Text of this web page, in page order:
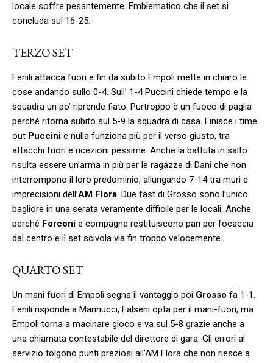
locale soffre pesantemente. Emblematico che il set si
concluda sul 16-25.
TERZO SET
Fenili attacca fuori e fin da subito Empoli mette in chiaro le
cose andando sullo 0-4. Sull’ 1-4 Puccini chiede tempo e la
squadra un po’ riprende fiato. Purtroppo è un fuoco di paglia
perché ritorna subito sul 5-9 la squadra di casa. Finisce i time
out Puccini e nulla funziona più per il verso giusto, tra
attacchi fuori e ricezioni pessime. Anche la battuta in salto
risulta essere un’arma in più per le ragazze di Dani che non
interrompono il loro predominio, allungando 7-14 tra muri e
imprecisioni dell’AM Flora. Due fast di Grosso sono l’unico
bagliore in una serata veramente difficile per le locali. Anche
perché Forconi e compagne restituiscono pan per focaccia
dal centro e il set scivola via fin troppo velocemente.
QUARTO SET
Un mani fuori di Empoli segna il vantaggio poi Grosso fa 1-1.
Fenili risponde a Mannucci, Falseni opta per il mani-fuori, ma
Empoli torna a macinare gioco e va sul 5-8 grazie anche a
una chiamata contestabile del direttore di gara. Gli errori al
servizio tolgono punti preziosi all’AM Flora che non riesce a